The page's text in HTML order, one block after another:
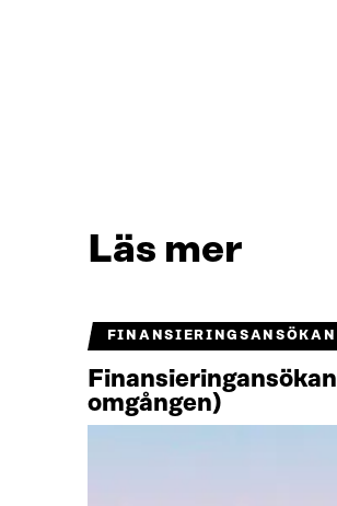
Läs mer
FINANSIERINGSANSÖKAN
omgången)